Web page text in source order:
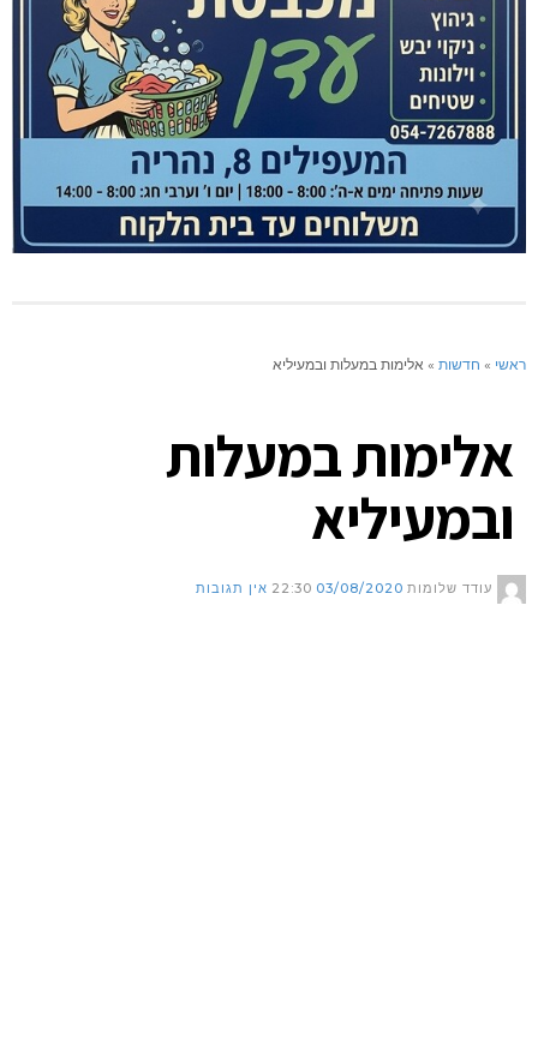
ראשי » חדשות » אלימות במעלות ובמעיליא
אלימות במעלות
ובמעיליא
עודד שלומות 03/08/2020
22:30 אין תגובות